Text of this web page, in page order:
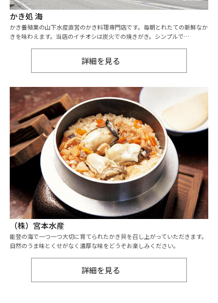
かき処 海
かき養殖業の山下水産直営のかき料理専門店です。毎朝とれたての新鮮なか
きを味わえます。当店のイチオシは炭火での焼きがき。シンプルで…
詳細を見る
（株）宮本水産
能登の海で一つ一つ大切に育てられたかき貝を召し上がっていただきます。
自然のうま味とくせがなく濃厚な味をどうぞお楽しみください。
詳細を見る